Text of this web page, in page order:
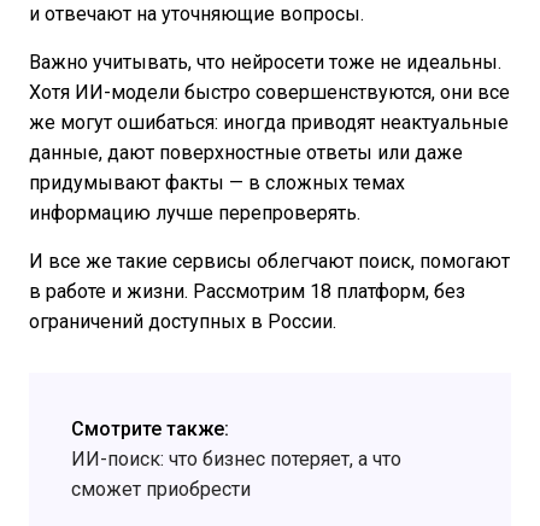
и отвечают на уточняющие вопросы.
Важно учитывать, что нейросети тоже не идеальны.
Хотя ИИ-модели быстро совершенствуются, они все
же могут ошибаться: иногда приводят неактуальные
данные, дают поверхностные ответы или даже
придумывают факты — в сложных темах
информацию лучше перепроверять.
И все же такие сервисы облегчают поиск, помогают
в работе и жизни. Рассмотрим 18 платформ, без
ограничений доступных в России.
Смотрите также:
ИИ-поиск: что бизнес потеряет, а что
сможет приобрести